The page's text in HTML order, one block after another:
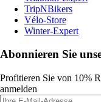
TripNBikers
Vélo-Store
Winter-Expert
Abonnieren Sie
Profitieren Sie von 10%
anmelden